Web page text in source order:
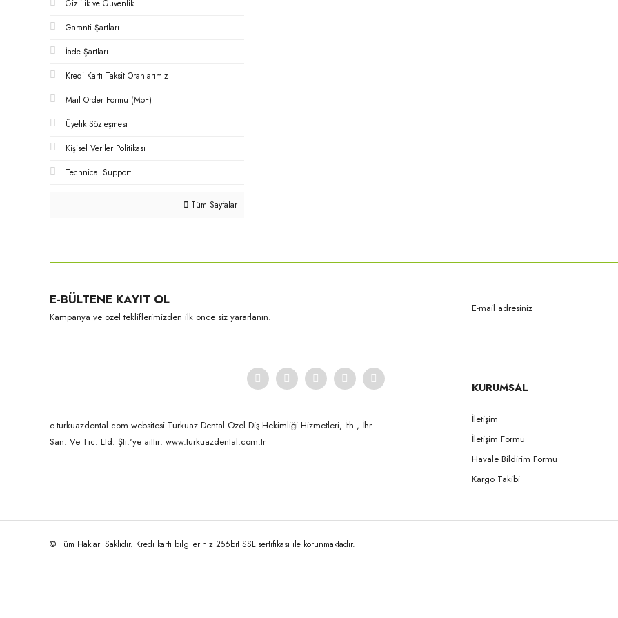
Gizlilik ve Güvenlik
Garanti Şartları
İade Şartları
Kredi Kartı Taksit Oranlarımız
Mail Order Formu (MoF)
Üyelik Sözleşmesi
Kişisel Veriler Politikası
Technical Support
Tüm Sayfalar
E-BÜLTENE KAYIT OL
Kampanya ve özel tekliflerimizden ilk önce siz yararlanın.
e-turkuazdental.com websitesi Turkuaz Dental Özel Diş Hekimliği Hizmetleri, İth., İhr.
San. Ve Tic. Ltd. Şti.'ye aittir: www.turkuazdental.com.tr
KURUMSAL
İletişim
İletişim Formu
Havale Bildirim Formu
Kargo Takibi
© Tüm Hakları Saklıdır. Kredi kartı bilgileriniz 256bit SSL sertifikası ile korunmaktadır.